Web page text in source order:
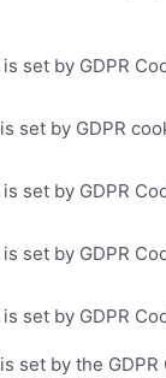
set by GDPR
set by GDPR
set by GDPR
set by GDPR
set by GDPR
set by the